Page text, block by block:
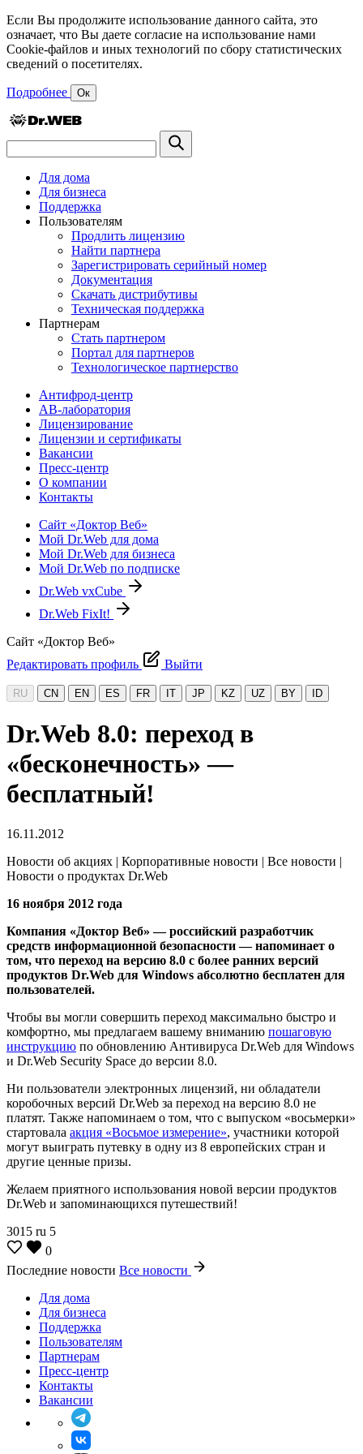
Если Вы продолжите использование данного сайта, это
означает, что Вы даете согласие на использование нами
Cookie-файлов и иных технологий по сбору статистических
сведений о посетителях.
Подробнее Ок
Для дома
Для бизнеса
Поддержка
Пользователям
Продлить лицензию
Найти партнера
Зарегистрировать серийный номер
Документация
Скачать дистрибутивы
Техническая поддержка
Партнерам
Стать партнером
Портал для партнеров
Технологическое партнерство
Антифрод-центр
АВ-лаборатория
Лицензирование
Лицензии и сертификаты
Вакансии
Пресс-центр
О компании
Контакты
Сайт «Доктор Веб»
Мой Dr.Web для дома
Мой Dr.Web для бизнеса
Мой Dr.Web по подписке
Dr.Web vxCube
Dr.Web FixIt!
Сайт «Доктор Веб»
Редактировать профиль
Выйти
RU CN EN ES FR IT JP KZ UZ BY ID
Dr.Web 8.0: переход в
«бесконечность» —
бесплатный!
16.11.2012
Новости об акциях | Корпоративные новости | Все новости |
Новости о продуктах Dr.Web
16 ноября 2012 года
Компания «Доктор Веб» — российский разработчик
средств информационной безопаcности — напоминает о
том, что переход на версию 8.0 с более ранних версий
продуктов Dr.Web для Windows абсолютно бесплатен для
пользователей.
Чтобы вы могли совершить переход максимально быстро и
комфортно, мы предлагаем вашему вниманию пошаговую
инструкцию по обновлению Антивируса Dr.Web для Windows
и Dr.Web Security Space до версии 8.0.
Ни пользователи электронных лицензий, ни обладатели
коробочных версий Dr.Web за переход на версию 8.0 не
платят. Также напоминаем о том, что с выпуском «восьмерки»
стартовала акция «Восьмое измерение», участники которой
могут выиграть путевку в одну из 8 европейских стран и
другие ценные призы.
Желаем приятного использования новой версии продуктов
Dr.Web и запоминающихся путешествий!
3015 ru 5
0
Последние новости Все новости
Для дома
Для бизнеса
Поддержка
Пользователям
Партнерам
Пресс-центр
Контакты
Вакансии